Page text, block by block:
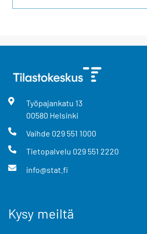
Työpajankatu 13
00580 Helsinki
Vaihde 029 551 1000
Tietopalvelu 029 551 2220
info@stat.fi
Kysy meiltä